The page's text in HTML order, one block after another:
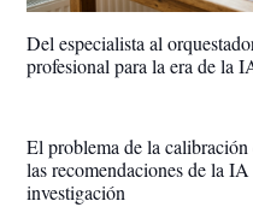
Del especialista al
profesional para la era de la
El problema de la
las recomendaciones de la
investigación